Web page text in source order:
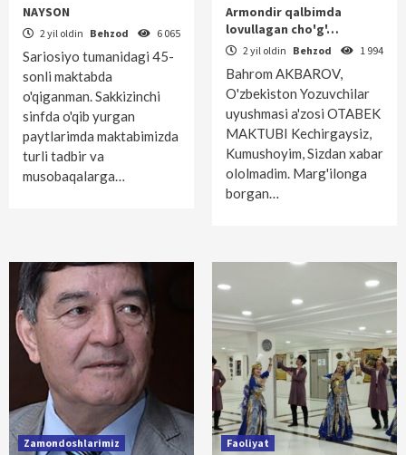
NAYSON
2 yil oldin Behzod 6 065
Sariosiyo tumanidagi 45-
sonli maktabda
o'qiganman. Sakkizinchi
sinfda o'qib yurgan
paytlarimda maktabimizda
turli tadbir va
musobaqalarga…
Armondir qalbimda
lovullagan cho'g'…
2 yil oldin Behzod 1 994
Bahrom AKBAROV,
O'zbekiston Yozuvchilar
uyushmasi a'zosi OTABEK
MAKTUBI Kechirgaysiz,
Kumushoyim, Sizdan xabar
ololmadim. Marg'ilonga
borgan…
Zamondoshlarimiz Faoliyat